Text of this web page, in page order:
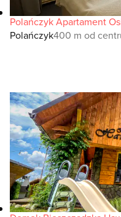
Polańczyk Apartament
Polańczyk400 m od